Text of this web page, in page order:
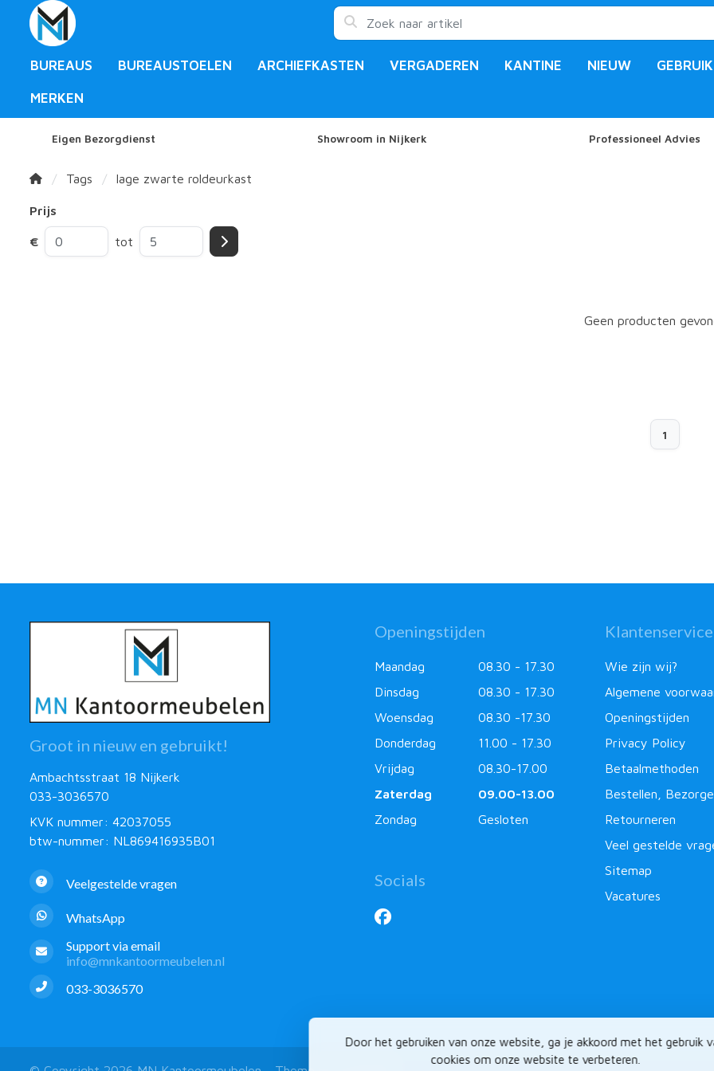
Door het gebruiken van onze website, ga je akkoord met het gebruik
cookies om onze website te verbeteren.
BUREAUS BUREAUSTOELEN ARCHIEFKASTEN VERGADEREN KANTINE NIEUW
MERKEN
Eigen Bezorgdienst Showroom in Nijkerk Professioneel Advies
Tags lage zwarte roldeurkast
Prijs
€ tot
Geen producten
1
Groot in nieuw en gebruikt!
Ambachtsstraat 18 Nijkerk
033-3036570
KVK nummer: 42037055
btw-nummer: NL869416935B01
Veelgestelde vragen
WhatsApp
Support via email
info@mnkantoormeubelen.nl
033-3036570
Openingstijden
Maandag
08.30 - 17.30
Dinsdag
08.30 - 17.30
Woensdag
08.30 -17.30
Donderdag
11.00 - 17.30
Vrijdag
08.30-17.00
Zaterdag
09.00-13.00
Zondag
Gesloten
Socials
Klantenservice
Wie zijn wij?
Algemene
Openingstijden
Privacy Policy
Betaalmethoden
Bestellen,
Retourneren
Veel gestelde
Sitemap
Vacatures